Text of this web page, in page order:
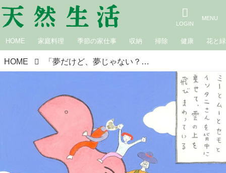
HOME 家庭料理 季節の家仕事 収納 掃除 健康 花と緑
HOME 「夢だけど、夢じゃない？」おうちピクニック｜さんかくにっき